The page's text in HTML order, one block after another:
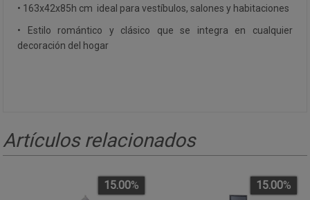
• 163x42x85h cm  ideal para vestíbulos, salones y habitaciones
• Estilo romántico y clásico que se integra en cualquier
decoración del hogar
Artículos relacionados
15.00% 15.00%